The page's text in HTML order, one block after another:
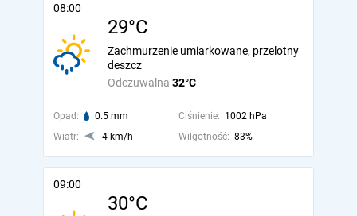
08:00
29°C
Odczuwalna 32°C
Zachmurzenie umiarkowane, przelotny
deszcz
Opad: 0.5 mm Ciśnienie: 1002 hPa
Wiatr:
4 km/h Wilgotność: 83%
09:00
30°C